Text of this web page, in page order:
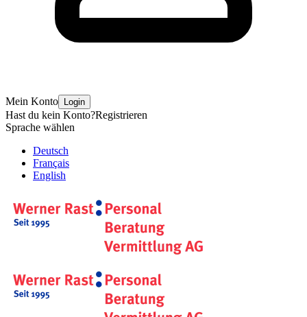
Mein Konto Login
Hast du kein Konto?Registrieren
Sprache wählen
Deutsch
Français
English